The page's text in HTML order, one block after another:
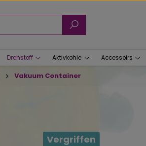
Drehstoff Aktivkohle Accessoirs
Vakuum Container
Vergriffen